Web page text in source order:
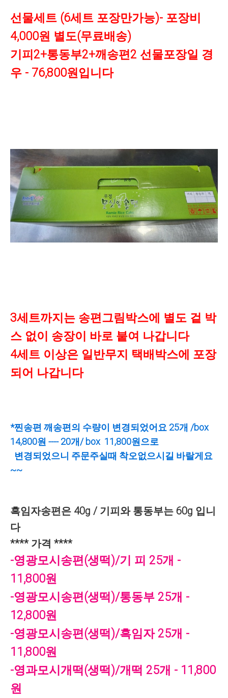
선물세트 (6세트 포장만가능)- 포장비
4,000원 별도(무료배송)
기피2+통동부2+깨송편2 선물포장일 경
우 - 76,800원입니다
3세트까지는 송편그림박스에 별도 겉 박
스 없이 송장이 바로 붙여 나갑니다
4세트 이상은 일반무지 택배박스에 포장
되어 나갑니다
*찐송편 깨송편의 수량이 변경되었어요 25개 /box
14,800원 ---- 20개/ box 11,800원으로
변경되었으니 주문주실때 착오없으시길 바랄게요
~~
흑임자송편은 40g / 기피와 통동부는 60g 입니
다
**** 가격 ****
-영광모시송편(생떡)/기 피 25개 -
11,800원
-영광모시송편(생떡)/통동부 25개 -
12,800원
-영광모시송편(생떡)/흑임자 25개 -
11,800원
-영과모시개떡(생떡)/개떡 25개 - 11,800
원